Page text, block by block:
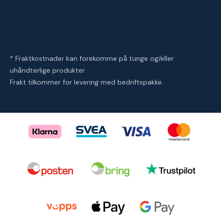
* Fraktkostnader kan forekomme på tunge og/eller
uhåndterlige produkter
Frakt tilkommer for levering med bedriftspakke.